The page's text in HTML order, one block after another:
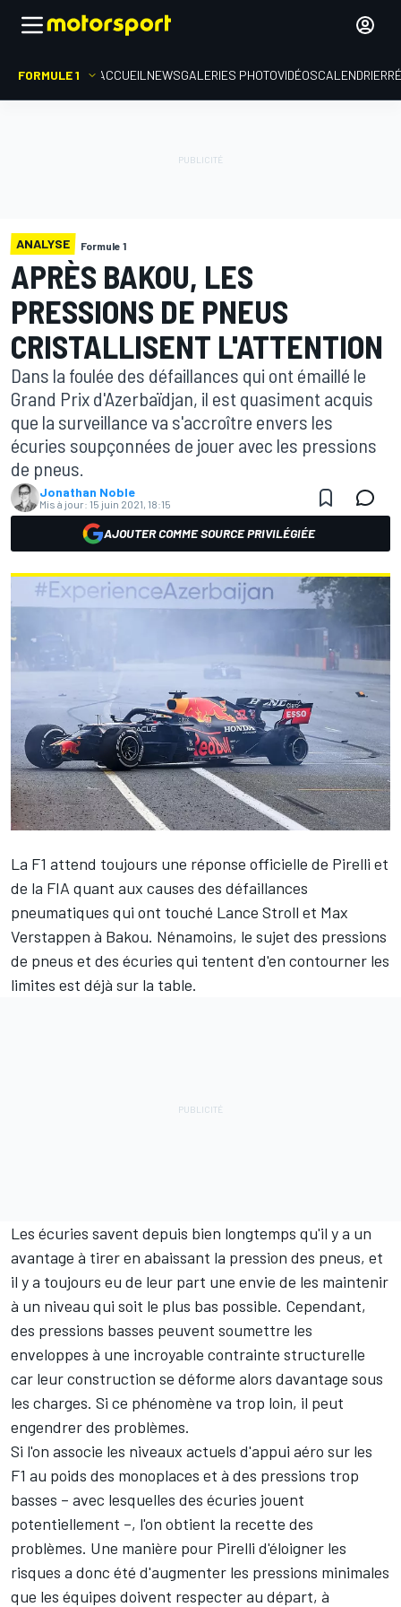
FORMULE 1 ACCUEIL NEWSGALERIES PHOTOVIDÉOSCALENDRIER
ANALYSE Formule 1
APRÈS BAKOU, LES
PRESSIONS DE PNEUS
CRISTALLISENT L'ATTENTION
Dans la foulée des défaillances qui ont émaillé le
Grand Prix d'Azerbaïdjan, il est quasiment acquis
que la surveillance va s'accroître envers les
écuries soupçonnées de jouer avec les pressions
de pneus.
Jonathan Noble
Mis à jour: 15 juin 2021, 18:15
AJOUTER COMME SOURCE PRIVILÉGIÉE
La F1 attend toujours une réponse officielle de Pirelli et
de la FIA quant aux causes des défaillances
pneumatiques qui ont touché Lance Stroll et Max
Verstappen à Bakou. Nénamoins, le sujet des pressions
de pneus et des écuries qui tentent d'en contourner les
limites est déjà sur la table.
Les écuries savent depuis bien longtemps qu'il y a un
avantage à tirer en abaissant la pression des pneus, et
il y a toujours eu de leur part une envie de les maintenir
à un niveau qui soit le plus bas possible. Cependant,
des pressions basses peuvent soumettre les
enveloppes à une incroyable contrainte structurelle
car leur construction se déforme alors davantage sous
les charges. Si ce phénomène va trop loin, il peut
engendrer des problèmes.
Si l'on associe les niveaux actuels d'appui aéro sur les
F1 au poids des monoplaces et à des pressions trop
basses – avec lesquelles des écuries jouent
potentiellement –, l'on obtient la recette des
problèmes. Une manière pour Pirelli d'éloigner les
risques a donc été d'augmenter les pressions minimales
que les équipes doivent respecter au départ, à